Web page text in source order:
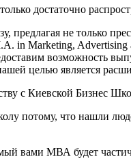
достаточно
предлагая не только
in Marketing,
возможность
целью является
с Киевской Бизнес
потому, что нашли
вами МВА будет